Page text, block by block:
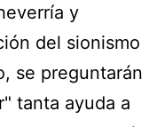
y
del sionismo
se preguntarán
tanta ayuda a